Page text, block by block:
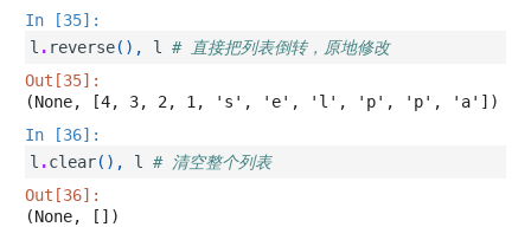
In [35]:
l . reverse(), l
# 直接把列表倒转，原地修改
Out[35]:
(None, [4, 3, 2, 1, 's', 'e', 'l', 'p', 'p', 'a'])
In [36]:
l .clear(), l
# 清空整个列表
Out[36]:
(None, [])